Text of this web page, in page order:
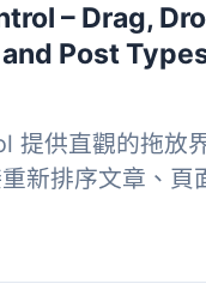
– Drag,
Post
提供直觀的拖放
新排序文章、頁